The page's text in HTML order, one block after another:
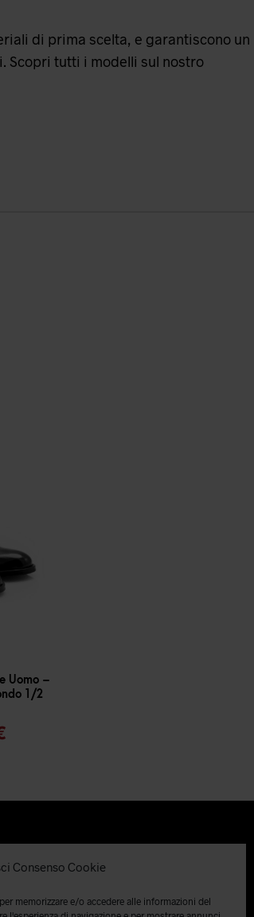
Consenso Cookie
memorizzare e/o accedere alle informazioni del
di prima scelta, e garantiscono un
Scopri tutti i modelli sul nostro
Uomo –
1/2
Il
è: